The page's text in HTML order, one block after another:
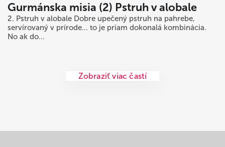
Gurmánska misia (2) Pstruh v alobale
2. Pstruh v alobale Dobre upečený pstruh na pahrebe,
servírovaný v prírode... to je priam dokonalá kombinácia.
No ak do...
Zobraziť viac častí